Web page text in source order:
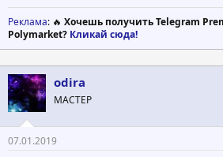
Реклама: 🔥 Хочешь получить Telegram
Polymarket? Кликай сюда!
odira
МАСТЕР
07.01.2019